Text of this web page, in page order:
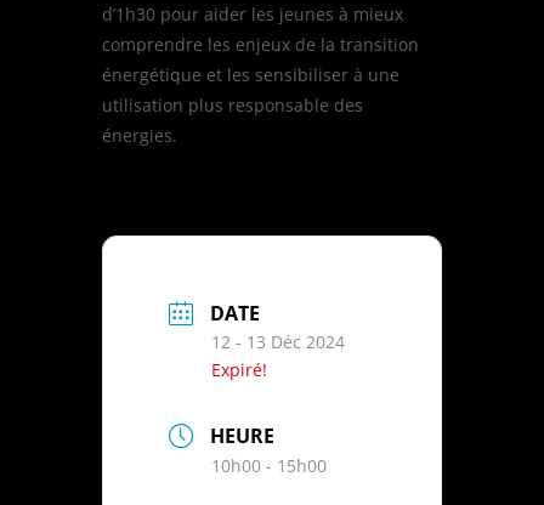
d’1h30 pour aider les jeunes à mieux
comprendre les enjeux de la transition
énergétique et les sensibiliser à une
utilisation plus responsable des
énergies.
DATE
12 - 13 Déc 2024
Expiré!
HEURE
10h00 - 15h00